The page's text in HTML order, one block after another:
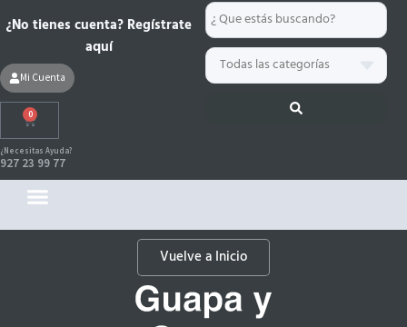
Search
...
¿No tienes cuenta? Regístrate
aquí
Mi Cuenta
0
Carrito
¿Necesitas Ayuda?
927 23 99 77
Vuelve a Inicio